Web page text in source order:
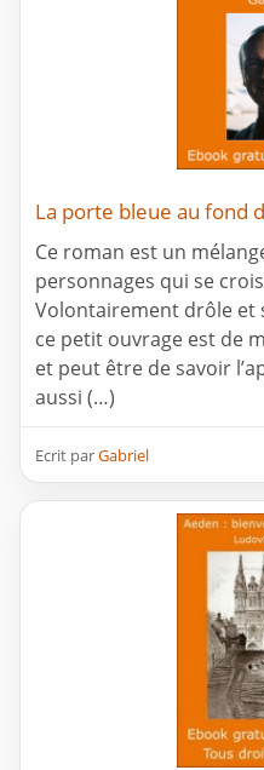
La porte bleue au fond
Ce roman est un
personnages qui se
Volontairement drôle et
ce petit ouvrage est de
et peut être de savoir
aussi (…)
Ecrit parGabriel